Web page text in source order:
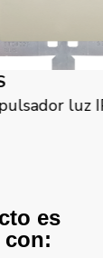
luz
es
con: